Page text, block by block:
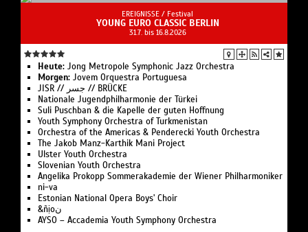
EREIGNISSE / Festival
YOUNG EURO CLASSIC BERLIN
31.7. bis 16.8.2026
Heute: Jong Metro­pole Sym­phonic Jazz Or­chestra
Morgen: Jovem Orques­tra Portuguesa
JISR // جسر // BRÜCKE
Nationale Jugend­philharmonie der Türkei
Suli Pusch­ban & die Ka­pelle der gu­ten Hoff­nung
Youth Symphony Orchestra of Turk­menistan
Or­ches­tra of the Ameri­cas & Pen­de­recki Youth Orchestra
The Jakob Manz-Karthik Mani Project
Ulster Youth Or­chestra
Slo­ve­ni­an Youth Orchestra
Angelika Pro­kopp Som­mer­akademie der Wiener Philharmoniker
ni-va
Estonian National Opera Boys' Choir
&ñịoن
AYSO – Accademia Youth Symphony Orchestra